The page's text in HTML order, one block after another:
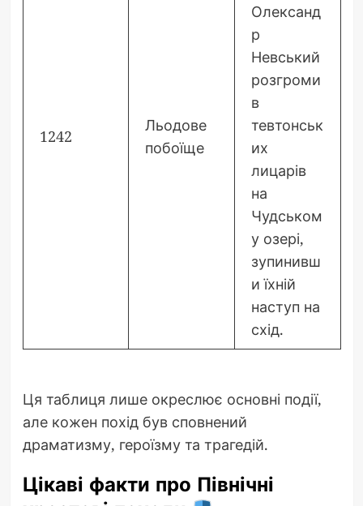
1242
Льодове
побоїще
Олександ
р
Невський
розгроми
в
тевтонськ
их
лицарів
на
Чудськом
у озері,
зупинивш
и їхній
наступ на
схід.
Ця таблиця лише окреслює основні події,
але кожен похід був сповнений
драматизму, героїзму та трагедій.
Цікаві факти про Північні